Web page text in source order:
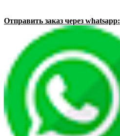
Отправить заказ через whatsapp: